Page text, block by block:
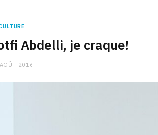
Abdelli, je craque!
2016